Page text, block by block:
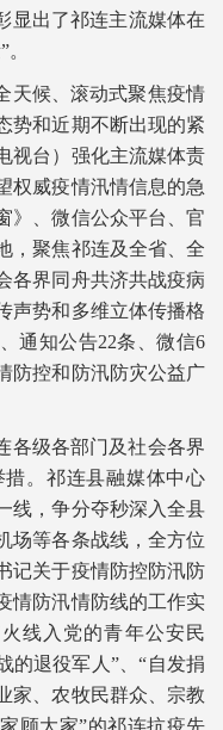
显出了祁连主流媒体在
天候、滚动式聚焦疫情
势和近期不断出现的紧
视台）强化主流媒体责
权威疫情汛情信息的急
》、微信公众平台、官
，聚焦祁连及全省、全
各界同舟共济共战疫病
声势和多维立体传播格
通知公告22条、微信6
防控和防汛防灾公益广
各级各部门及社会各界
。祁连县融媒体中心
线，争分夺秒深入全县
场等各条战线，全方位
记关于疫情防控防汛防
情防汛情防线的工作实
线入党的青年公安民
的退役军人”、“自发捐
家、农牧民群众、宗教
顾大家”的祁连抗疫先